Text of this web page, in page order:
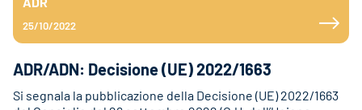
25/10/2022
ADR/ADN: Decisione (UE) 2022/1663
Si segnala la pubblicazione della Decisione (UE) 2022/1663